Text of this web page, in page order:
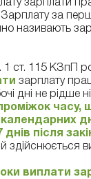
зарплати
за
називають
1 ст. 115 КЗпП
зарплату
дні не рідше
часу,
днів після
здійснюється
виплати